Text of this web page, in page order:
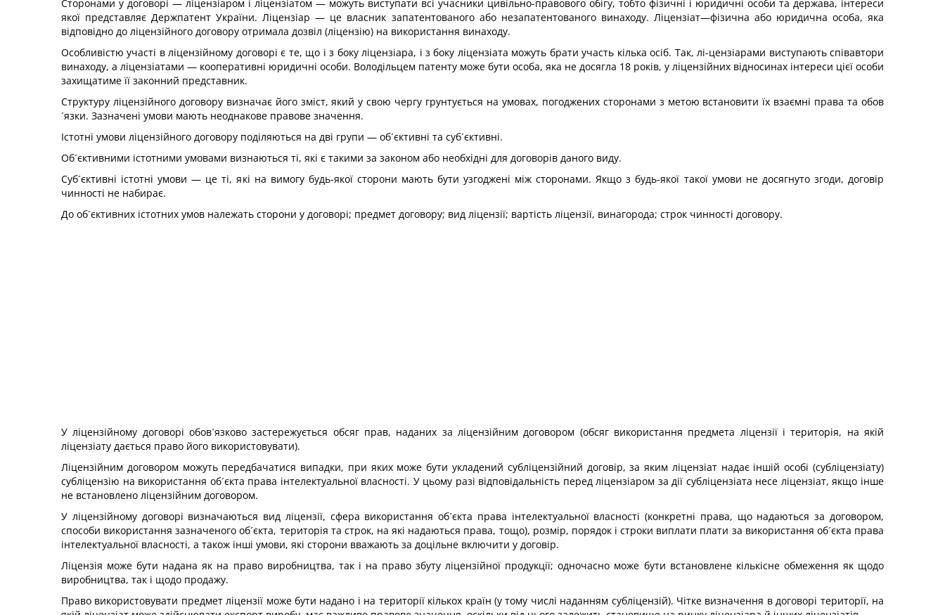
Сторонами у договорі — ліцензіаром і ліцензіатом — можуть виступати всі учасники цивільно-правового обігу, тобто фізичні і юридичні особи та держава, інтереси
якої представляє Держпатент України. Ліцензіар — це власник запатентованого або незапатентованого винаходу. Ліцензіат—фізична або юридична особа, яка
відповідно до ліцензійного договору отримала дозвіл (ліцензію) на використання винаходу.
Особливістю участі в ліцензійному договорі є те, що і з боку ліцензіара, і з боку ліцензіата можуть брати участь кілька осіб. Так, лі-цензіарами виступають співавтори
винаходу, а ліцензіатами — кооперативні юридичні особи. Володільцем патенту може бути особа, яка не досягла 18 років, у ліцензійних відносинах інтереси цієї особи
захищатиме її законний представник.
Структуру ліцензійного договору визначає його зміст, який у свою чергу грунтується на умовах, погоджених сторонами з метою встановити їх взаємні права та обов
´язки. Зазначені умови мають неоднакове правове значення.
Істотні умови ліцензійного договору поділяються на дві групи — об´єктивні та суб´єктивні.
Об´єктивними істотними умовами визнаються ті, які є такими за законом або необхідні для договорів даного виду.
Суб´єктивні істотні умови — це ті, які на вимогу будь-якої сторони мають бути узгоджені між сторонами. Якщо з будь-якої такої умови не досягнуто згоди, договір
чинності не набирає.
До об´єктивних істотних умов належать сторони у договорі; предмет договору; вид ліцензії; вартість ліцензії, винагорода; строк чинності договору.
У ліцензійному договорі обов´язково застережується обсяг прав, наданих за ліцензійним договором (обсяг використання предмета ліцензії і територія, на якій
ліцензіату дається право його використовувати).
Ліцензійним договором можуть передбачатися випадки, при яких може бути укладений субліцензійний договір, за яким ліцензіат надає іншій особі (субліцензіату)
субліцензію на використання об´єкта права інтелектуальної власності. У цьому разі відповідальність перед ліцензіаром за дії субліцензіата несе ліцензіат, якщо інше
не встановлено ліцензійним договором.
У ліцензійному договорі визначаються вид ліцензії, сфера використання об´єкта права інтелектуальної власності (конкретні права, що надаються за договором,
способи використання зазначеного об´єкта, територія та строк, на які надаються права, тощо), розмір, порядок і строки виплати плати за використання об´єкта права
інтелектуальної власності, а також інші умови, які сторони вважають за доцільне включити у договір.
Ліцензія може бути надана як на право виробництва, так і на право збуту ліцензійної продукції; одночасно може бути встановлене кількісне обмеження як щодо
виробництва, так і щодо продажу.
Право використовувати предмет ліцензії може бути надано і на території кількох країн (у тому числі наданням субліцензій). Чітке визначення в договорі території, на